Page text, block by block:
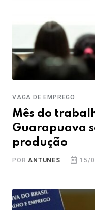
VAGA DE EMPREGO
Mês do
Guarapuava
produção
POR ANTUNES 15/